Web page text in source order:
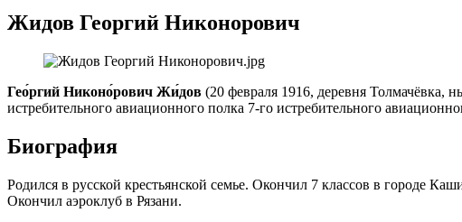
Жидов Георгий Никонорович
Гео́ргий Никоно́рович Жи́дов (20 февраля 1916, деревня Толмачёвка,
истребительного авиационного полка 7-го истребительного
Биография
Родился в русской крестьянской семье. Окончил 7 классов в городе
Окончил аэроклуб в Рязани.